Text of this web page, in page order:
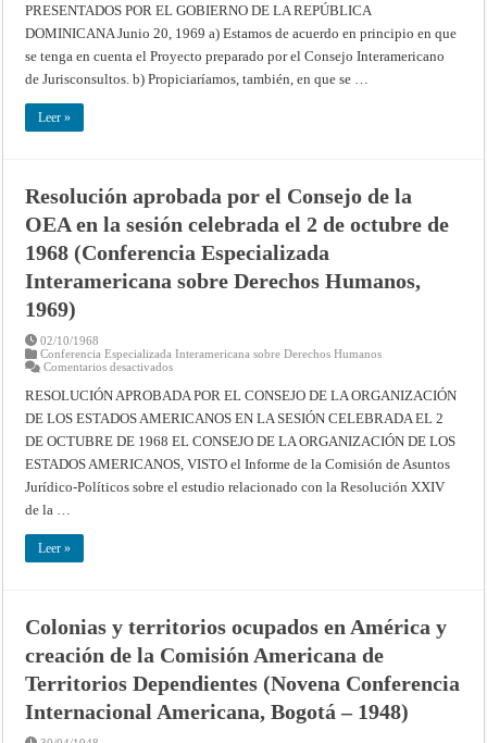
de
Convención
sobre
Protección
de
Derechos
Dominicana
(Conferencia
Especializada
Interamericana
sobre
Derechos
Humanos,
1969)
PRESENTADOS POR EL GOBIERNO DE LA REPÚBLICA
DOMINICANA Junio 20, 1969 a) Estamos de acuerdo en principio en que
se tenga en cuenta el Proyecto preparado por el Consejo Interamericano
de Jurisconsultos. b) Propiciaríamos, también, en que se …
Leer »
Resolución aprobada por el Consejo de la
OEA en la sesión celebrada el 2 de octubre de
1968 (Conferencia Especializada
Interamericana sobre Derechos Humanos,
1969)
02/10/1968
Conferencia Especializada Interamericana sobre Derechos Humanos
Comentarios desactivadosen
aprobada
por
el
de
la
OEA
en
la
Especializada
sobre
Derechos
Humanos,
1969)
RESOLUCIÓN APROBADA POR EL CONSEJO DE LA ORGANIZACIÓN
DE LOS ESTADOS AMERICANOS EN LA SESIÓN CELEBRADA EL 2
DE OCTUBRE DE 1968 EL CONSEJO DE LA ORGANIZACIÓN DE LOS
ESTADOS AMERICANOS, VISTO el Informe de la Comisión de Asuntos
Jurídico-Políticos sobre el estudio relacionado con la Resolución XXIV
de la …
Leer »
Colonias y territorios ocupados en América y
creación de la Comisión Americana de
Territorios Dependientes (Novena Conferencia
Internacional Americana, Bogotá – 1948)